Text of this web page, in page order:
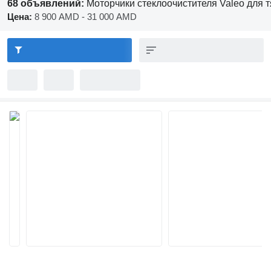
68 объявлений: Моторчики стеклоочистителя Valeo для
Цена: 8 900 AMD - 31 000 AMD